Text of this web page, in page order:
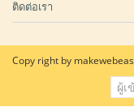
ติดต่อเรา
Copy right by
ผู้